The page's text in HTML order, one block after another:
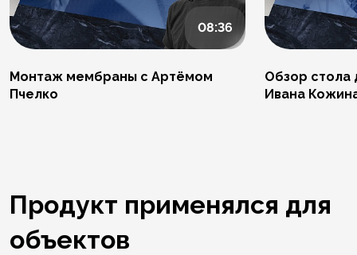
08:36
Монтаж мембраны с Артёмом
Пчелко
Обзор стола
Ивана
Продукт применялся для
объектов